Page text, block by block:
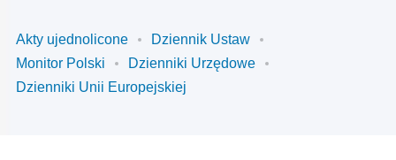
Akty ujednolicone
Dziennik Ustaw
Monitor Polski
Dzienniki Urzędowe
Dzienniki Unii Europejskiej